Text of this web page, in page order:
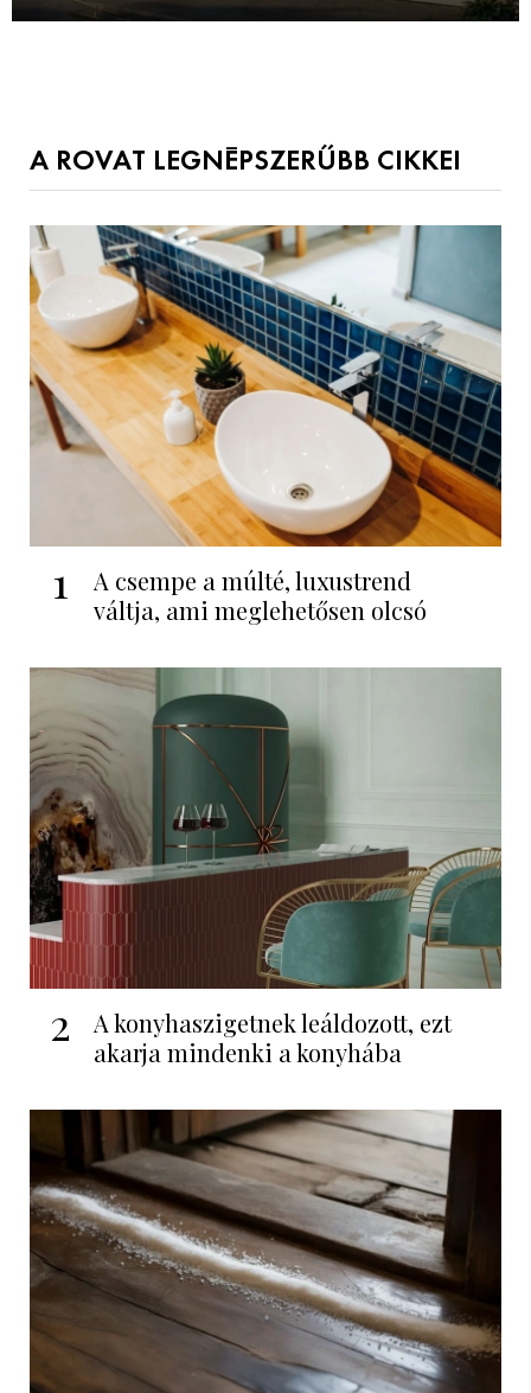
A ROVAT LEGNÉPSZERŰBB CIKKEI
1
A csempe a múlté, luxustrend
váltja, ami meglehetősen olcsó
2
A konyhaszigetnek leáldozott, ezt
akarja mindenki a konyhába